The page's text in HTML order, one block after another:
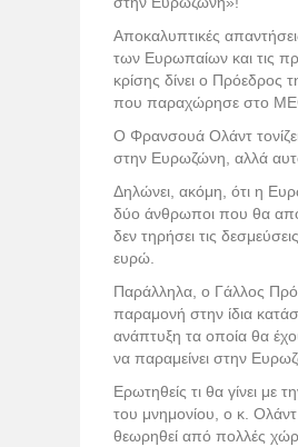
Αποκαλυπτικές
των Ευρωπαίων και τις
κρίσης δίνει ο Πρόεδρος
που παραχώρησε στο
Ο Φρανσουά Ολάντ
στην Ευρωζώνη, αλλά
Δηλώνει, ακόμη, ότι η
δύο άνθρωποι που θα
δεν τηρήσει τις
ευρώ.
Παράλληλα, ο Γάλλος
παραμονή στην ίδια
ανάπτυξη τα οποία θα
να παραμείνει στην
Ερωτηθείς τι θα γίνει με
του μνημονίου, ο κ.
θεωρηθεί από πολλές